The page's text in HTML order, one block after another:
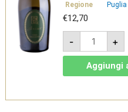
Regione
Puglia
€12,70
-
Animè
Frizzante
Bianco
IGT
Salento
+
Aggiungi